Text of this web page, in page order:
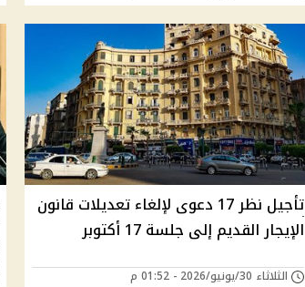
تأجيل نظر 17 دعوى لإلغاء تعديلات قانون
الإيجار القديم إلى جلسة 17 أكتوبر
الثلاثاء 30/يونيو/2026 - 01:52 م